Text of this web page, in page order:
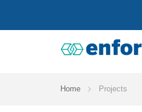
Home Projects